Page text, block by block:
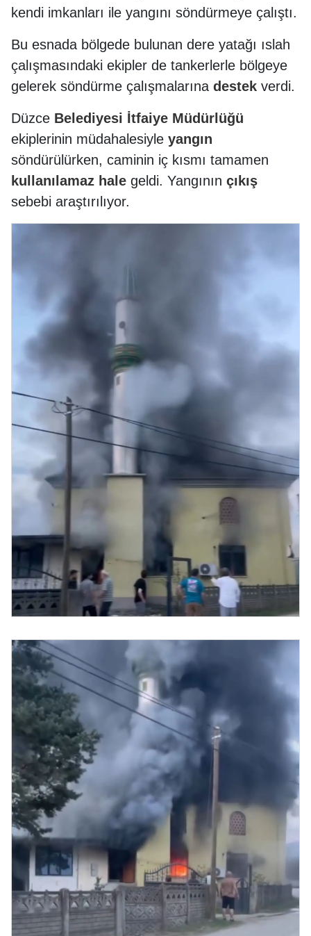
kendi imkanları ile yangını söndürmeye çalıştı.
Bu esnada bölgede bulunan dere yatağı ıslah
çalışmasındaki ekipler de tankerlerle bölgeye
gelerek söndürme çalışmalarına destek verdi.
Düzce Belediyesi İtfaiye Müdürlüğü
ekiplerinin müdahalesiyle yangın
söndürülürken, caminin iç kısmı tamamen
kullanılamaz hale geldi. Yangının çıkış
sebebi araştırılıyor.